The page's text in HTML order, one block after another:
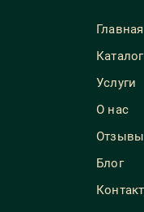
Главная
Услуги
О нас
Отзывы
Блог